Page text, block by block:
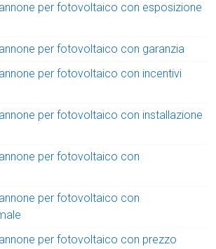
per fotovoltaico con esposizione
per fotovoltaico con garanzia
per fotovoltaico con incentivi
per fotovoltaico con installazione
per fotovoltaico con
per fotovoltaico con
per fotovoltaico con prezzo